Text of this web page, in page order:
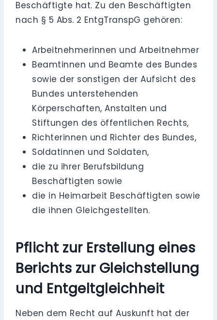
Beschäftigte hat. Zu den Beschäftigten
nach § 5 Abs. 2 EntgTranspG gehören:
Arbeitnehmerinnen und Arbeitnehmer
Beamtinnen und Beamte des Bundes
sowie der sonstigen der Aufsicht des
Bundes unterstehenden
Körperschaften, Anstalten und
Stiftungen des öffentlichen Rechts,
Richterinnen und Richter des Bundes,
Soldatinnen und Soldaten,
die zu ihrer Berufsbildung
Beschäftigten sowie
die in Heimarbeit Beschäftigten sowie
die ihnen Gleichgestellten.
Pflicht zur Erstellung eines
Berichts zur Gleichstellung
und Entgeltgleichheit
Neben dem Recht auf Auskunft hat der